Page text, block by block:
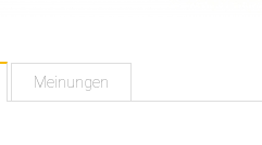
Meinungen